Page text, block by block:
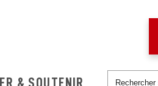
& SOUTENIR